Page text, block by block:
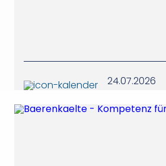
24.07.2026